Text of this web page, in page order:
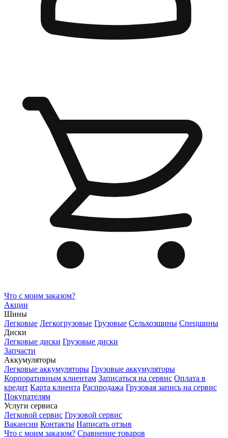
Что с моим заказом?
Акции
Шины
Легковые Легкогрузовые Грузовые Сельхозшины Спецшины
Диски
Легковые диски Грузовые диски
Запчасти
Аккумуляторы
Легковые аккумуляторы Грузовые аккумуляторы
Корпоративным клиентам Записаться на сервис Оплата в
кредит Карта клиента Распродажа Грузовая запись на сервис
Покупателям
Услуги сервиса
Легковой сервис Грузовой сервис
Вакансии Контакты Написать отзыв
Что с моим заказом? Сравнение товаров